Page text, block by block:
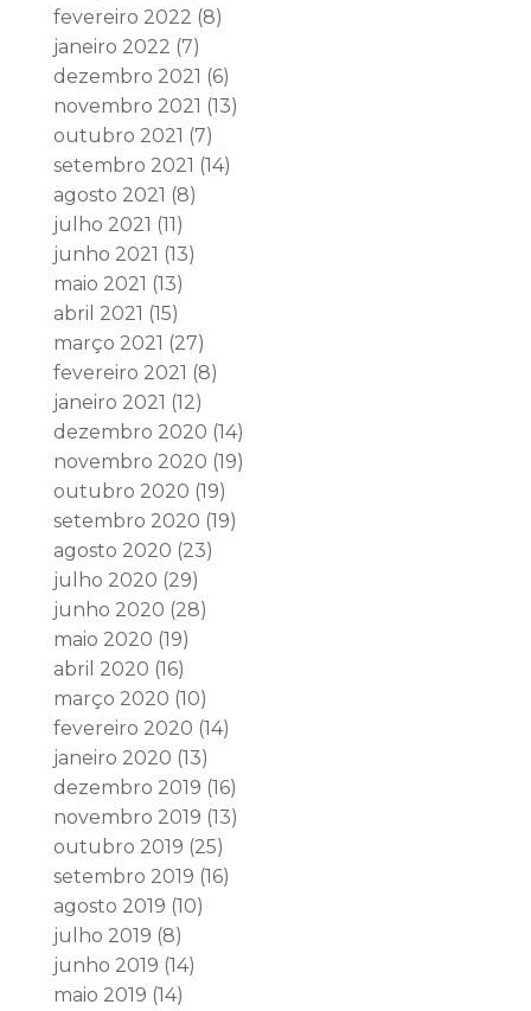
fevereiro 2022 (8)
janeiro 2022 (7)
dezembro 2021 (6)
novembro 2021 (13)
outubro 2021 (7)
setembro 2021 (14)
agosto 2021 (8)
julho 2021 (11)
junho 2021 (13)
maio 2021 (13)
abril 2021 (15)
março 2021 (27)
fevereiro 2021 (8)
janeiro 2021 (12)
dezembro 2020 (14)
novembro 2020 (19)
outubro 2020 (19)
setembro 2020 (19)
agosto 2020 (23)
julho 2020 (29)
junho 2020 (28)
maio 2020 (19)
abril 2020 (16)
março 2020 (10)
fevereiro 2020 (14)
janeiro 2020 (13)
dezembro 2019 (16)
novembro 2019 (13)
outubro 2019 (25)
setembro 2019 (16)
agosto 2019 (10)
julho 2019 (8)
junho 2019 (14)
maio 2019 (14)